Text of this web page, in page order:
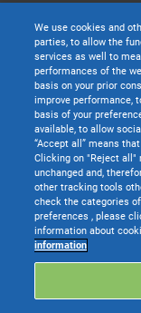
TeamSystem S.p.A.
coordinamento di
Sede Legale e
We use cookies and
parties, to allow the
services as well to
performances of the
basis on your prior
improve performance,
basis of your
available, to allow
“Accept all” means
Clicking on "Reject
unchanged and,
other tracking tools
check the categories
preferences , please
information about
information